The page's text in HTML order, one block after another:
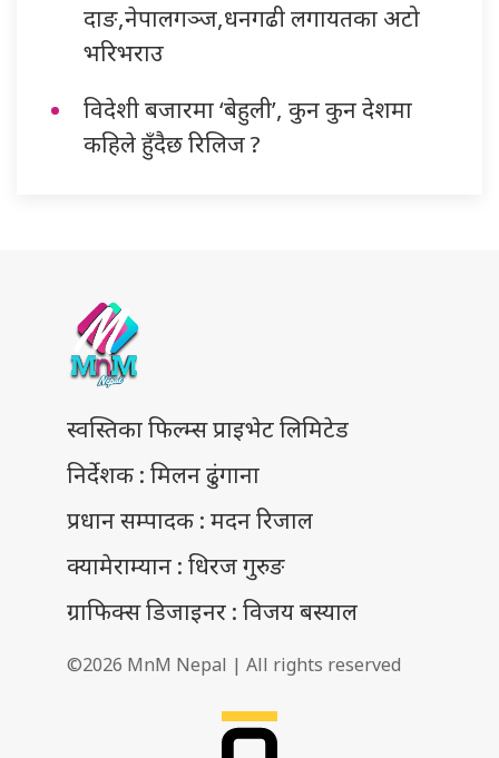
दाङ,नेपालगञ्ज,धनगढी लगायतका अटो
भरिभराउ
विदेशी बजारमा ‘बेहुली’, कुन कुन देशमा
कहिले हुँदैछ रिलिज ?
स्वस्तिका फिल्म्स प्राइभेट लिमिटेड
निर्देशक : मिलन ढुंगाना
प्रधान सम्पादक : मदन रिजाल
क्यामेराम्यान : धिरज गुरुङ
ग्राफिक्स डिजाइनर : विजय बस्याल
©2026 MnM Nepal | All rights reserved